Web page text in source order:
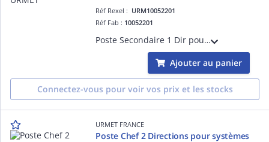
Réf Rexel : URM10052201
Réf Fab : 10052201
Poste Secondaire 1 Dir pour systèmes URMET. Sa conception permet l'optimisation des performences du système.
Ajouter au panier
Connectez-vous pour voir vos prix et les stocks
URMET FRANCE
Poste Chef 2 Directions pour systèmes